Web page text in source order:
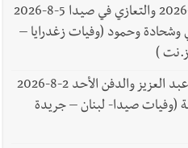
وفاة مصطفى محمد موسى 3-8-2026 والتعازي في صيدا 5-8-2026
وحمود (وفيات زغدرايا –
)
وفاة الشاب موسى محمد خلف عبد العزيز والدفن الأحد 2-8-2026
(وفيات صيدا- لبنان – جريدة